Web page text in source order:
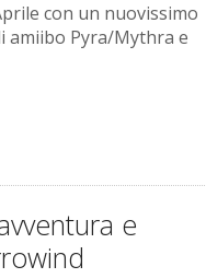
con un nuovissimo
amiibo Pyra/Mythra e
e